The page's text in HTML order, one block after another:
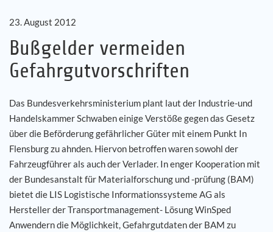
Service
Unternehmen
Karriere
Referenzen
23. August 2012
Bußgelder vermeiden
Gefahrgutvorschriften
Das Bundesverkehrsministerium plant laut der Industrie-und
Handelskammer Schwaben einige Verstöße gegen das Gesetz
über die Beförderung gefährlicher Güter mit einem Punkt In
Flensburg zu ahnden. Hiervon betroffen waren sowohl der
Fahrzeugführer als auch der Verlader. In enger Kooperation mit
der Bundesanstalt für Materialforschung und -prüfung (BAM)
bietet die LIS Logistische Informationssysteme AG als
Hersteller der Transportmanagement- Lösung WinSped
Anwendern die Möglichkeit, Gefahrgutdaten der BAM zu